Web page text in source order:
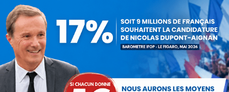
Actualités
16 juillet 2023
Vote final de la loi de programmation militaire
2024-2030 : regardez ci-dessous la vidéo de
Nicolas DUPONT-AIGNAN expliquant
pourquoi il a finalement voté contre.